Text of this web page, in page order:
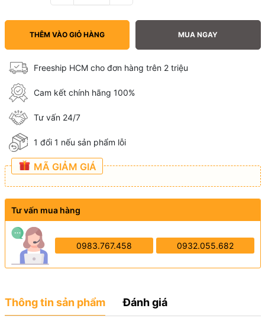
THÊM VÀO GIỎ HÀNG MUA NGAY
Freeship HCM cho đơn hàng trên 2 triệu
Cam kết chính hãng 100%
Tư vấn 24/7
1 đổi 1 nếu sản phẩm lỗi
MÃ GIẢM GIÁ
Tư vấn mua hàng
0983.767.458 0932.055.682
Thông tin sản phẩm Đánh giá